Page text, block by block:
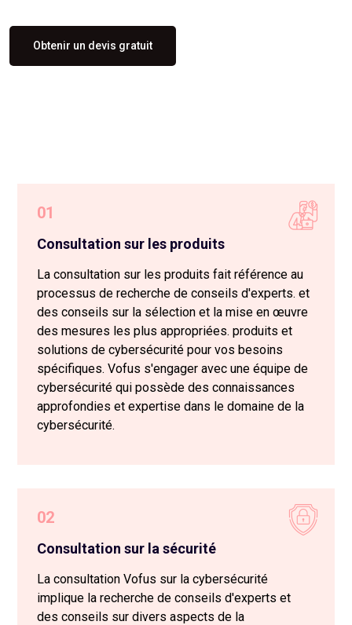
Obtenir un devis gratuit
01
Consultation sur les produits
La consultation sur les produits fait référence au
processus de recherche de conseils d'experts. et
des conseils sur la sélection et la mise en œuvre
des mesures les plus appropriées. produits et
solutions de cybersécurité pour vos besoins
spécifiques. Vofus s'engager avec une équipe de
cybersécurité qui possède des connaissances
approfondies et expertise dans le domaine de la
cybersécurité.
02
Consultation sur la sécurité
La consultation Vofus sur la cybersécurité
implique la recherche de conseils d'experts et
des conseils sur divers aspects de la